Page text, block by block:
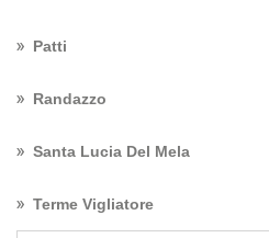
Patti
Randazzo
Santa Lucia Del Mela
Terme Vigliatore